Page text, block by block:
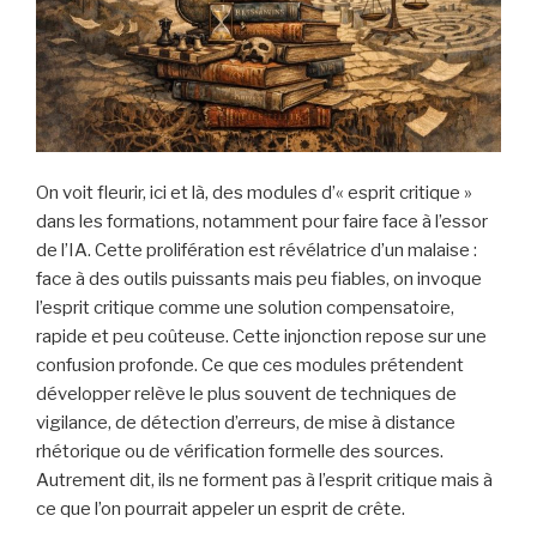
On voit fleurir, ici et là, des modules d’« esprit critique »
dans les formations, notamment pour faire face à l’essor
de l’IA. Cette prolifération est révélatrice d’un malaise :
face à des outils puissants mais peu fiables, on invoque
l’esprit critique comme une solution compensatoire,
rapide et peu coûteuse. Cette injonction repose sur une
confusion profonde. Ce que ces modules prétendent
développer relève le plus souvent de techniques de
vigilance, de détection d’erreurs, de mise à distance
rhétorique ou de vérification formelle des sources.
Autrement dit, ils ne forment pas à l’esprit critique mais à
ce que l’on pourrait appeler un esprit de crête.